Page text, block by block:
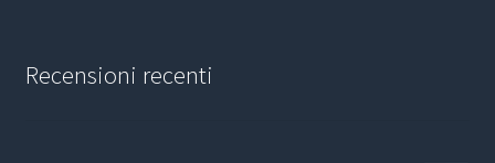
Recensioni recenti